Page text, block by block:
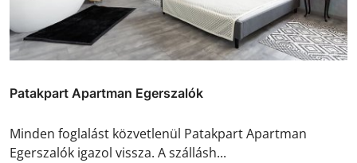
Patakpart Apartman Egerszalók
Minden foglalást közvetlenül Patakpart Apartman
Egerszalók igazol vissza. A szállásh...